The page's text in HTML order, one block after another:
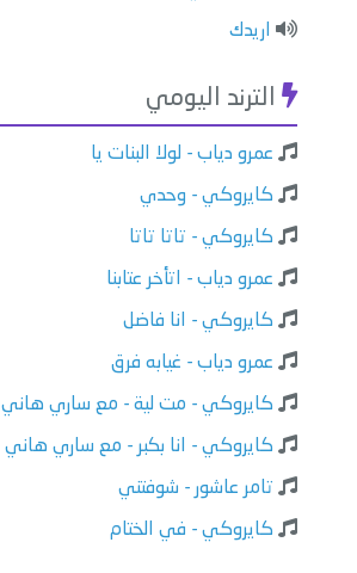
اريدك
الترند اليومي
عمرو دياب - لولا البنات يا
كايروكي - وحدي
كايروكي - تاتا تاتا
عمرو دياب - اتأخر عتابنا
كايروكي - انا فاضل
عمرو دياب - غيابه فرق
كايروكي - مت لية - مع ساري هاني
كايروكي - انا بكبر - مع ساري هاني
تامر عاشور - شوفتني
كايروكي - في الختام